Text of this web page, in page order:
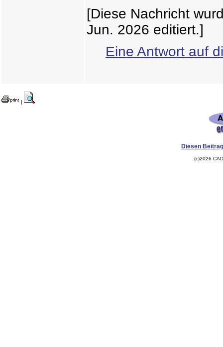
[Diese Nachricht
Jun. 2026 editiert.]
Eine Antwort auf
|
Diesen
(c)2026